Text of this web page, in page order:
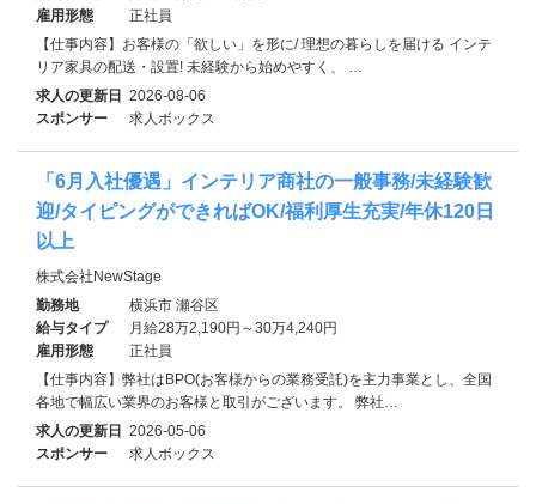
雇用形態
正社員
【仕事内容】お客様の「欲しい」を形に/ 理想の暮らしを届ける インテ
リア家具の配送・設置! 未経験から始めやすく、 …
求人の更新日 2026-08-06
スポンサー
求人ボックス
「6月入社優遇」インテリア商社の一般事務/未経験歓
迎/タイピングができればOK/福利厚生充実/年休120日
以上
株式会社NewStage
勤務地
横浜市 瀬谷区
給与タイプ
月給28万2,190円～30万4,240円
雇用形態
正社員
【仕事内容】弊社はBPO(お客様からの業務受託)を主力事業とし、全国
各地で幅広い業界のお客様と取引がございます。 弊社…
求人の更新日 2026-05-06
スポンサー
求人ボックス